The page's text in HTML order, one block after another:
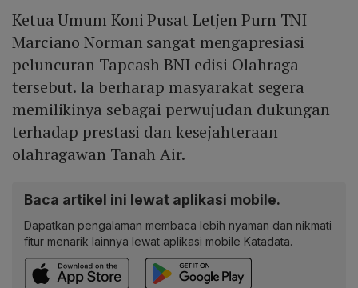
Ketua Umum Koni Pusat Letjen Purn TNI
Marciano Norman sangat mengapresiasi
peluncuran Tapcash BNI edisi Olahraga
tersebut. Ia berharap masyarakat segera
memilikinya sebagai perwujudan dukungan
terhadap prestasi dan kesejahteraan
olahragawan Tanah Air.
Baca artikel ini lewat aplikasi mobile.
Dapatkan pengalaman membaca lebih nyaman dan nikmati
fitur menarik lainnya lewat aplikasi mobile Katadata.